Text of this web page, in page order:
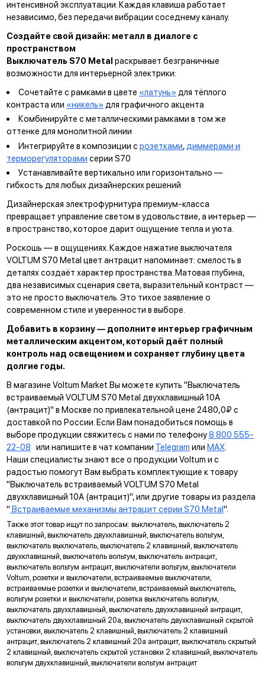
интенсивной эксплуатации. Каждая клавиша работает
независимо, без передачи вибрации соседнему каналу.
Создайте свой дизайн: металл в диалоге с
пространством
Выключатель S70 Metal раскрывает безграничные
возможности для интерьерной электрики:
Сочетайте с рамками в цвете «латунь» для тёплого
контраста или «никель» для графичного акцента
Комбинируйте с металлическими рамками в том же
оттенке для монолитной линии
Интегрируйте в композиции срозетками, диммерами и
терморегуляторами серии S70
Устанавливайте вертикально или горизонтально —
гибкость для любых дизайнерских решений
Дизайнерская электрофурнитура премиум-класса
превращает управление светом в удовольствие, а интерьер —
в пространство, которое дарит ощущение тепла и уюта.
Роскошь — в ощущениях. Каждое нажатие выключателя
VOLTUM S70 Metal цвет антрацит напоминает: смелость в
деталях создаёт характер пространства. Матовая глубина,
два независимых сценария света, выразительный контраст —
это не просто выключатель. Это тихое заявление о
современном стиле и уверенности в выборе.
Добавить в корзину — дополните интерьер графичным
металлическим акцентом, который даёт полный
контроль над освещением и сохраняет глубину цвета
долгие годы.
В магазине Voltum Market Вы можете купить "Выключатель
встраиваемый VOLTUM S70 Metal двухклавишный 10А
(антрацит)" в Москве по привлекательной цене 2480,0₽ с
доставкой по России. Если Вам понадобиться помощь в
выборе продукции свяжитесь с нами по телефону8 800 555-
22-08 или напишите в чат компании Telegram или MAX.
Наши специалисты знают все о продукции Voltum и с
радостью помогут Вам выбрать комплектующие к товару
"Выключатель встраиваемый VOLTUM S70 Metal
двухклавишный 10А (антрацит)", или другие товары из раздела
" Встраиваемые механизмы антрацит серии S70 Metal".
Также этот товар ищут по запросам: выключатель, выключатель 2
клавишный, выключатель двухклавишный, выключатель вольтум,
выключатель выключатель, выключатель 2 клавишный, выключатель
двухклавишный, выключатель вольтум, выключатель антрацит,
выключатель вольтум антрацит, выключатели вольтум, выключатели
Voltum, розетки и выключатели, встраиваемые выключатели,
встраиваемые розетки и выключатели, встраиваемый выключатель,
вольтум розетки и выключатели, розетка выключатель вольтум,
выключатель двухклавишный, выключатель двухклавишный антрацит,
выключатель двухклавишный 20а, выключатель двухклавишный скрытой
установки, выключатель 2 клавишный, выключатель 2 клавишный
антрацит, выключатель 2 клавишный 20а антрацит, выключатель скрытый
2 клавишный, выключатель скрытой установки 2 клавишный, выключатель
вольтум двухклавишный, выключатели вольтум антрацит